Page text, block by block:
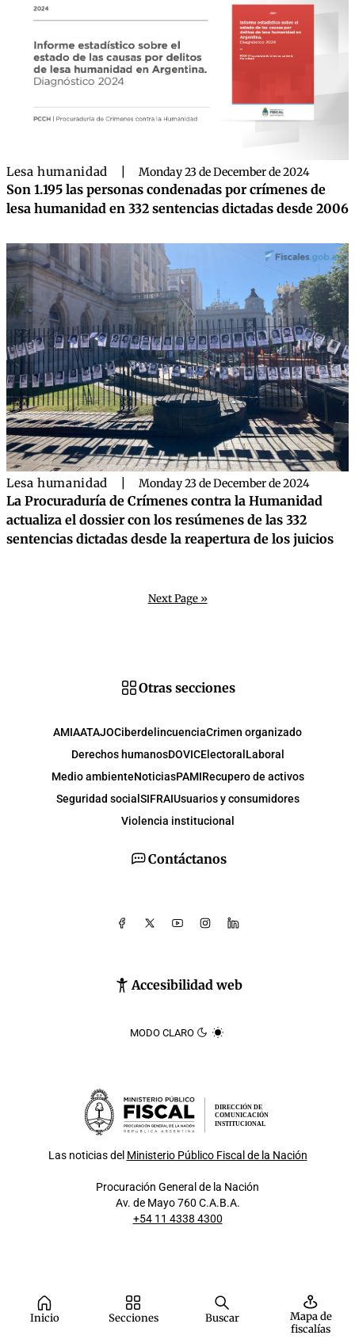
Lesa humanidad Monday 23 de December de 2024
Son 1.195 las personas condenadas por crímenes de
lesa humanidad en 332 sentencias dictadas desde 2006
Lesa humanidad Monday 23 de December de 2024
La Procuraduría de Crímenes contra la Humanidad
actualiza el dossier con los resúmenes de las 332
sentencias dictadas desde la reapertura de los juicios
Next Page »
Inicio Secciones Buscar
Mapa de
fiscalías
Contáctanos
Accesibilidad web
MODO CLARO
Otras secciones
AMIAATAJOCiberdelincuenciaCrimen organizado
Derechos humanosDOVICElectoral Laboral
Medio ambienteNoticiasPAMIRecupero de activos
Seguridad social SIFRAIUsuarios y consumidores
Violencia institucional
DIRECCIÓN DE
COMUNICACIÓN
INSTITUCIONAL
Las noticias del Ministerio Público Fiscal de la Nación
Procuración General de la Nación
Av. de Mayo 760 C.A.B.A.
+54 11 4338 4300